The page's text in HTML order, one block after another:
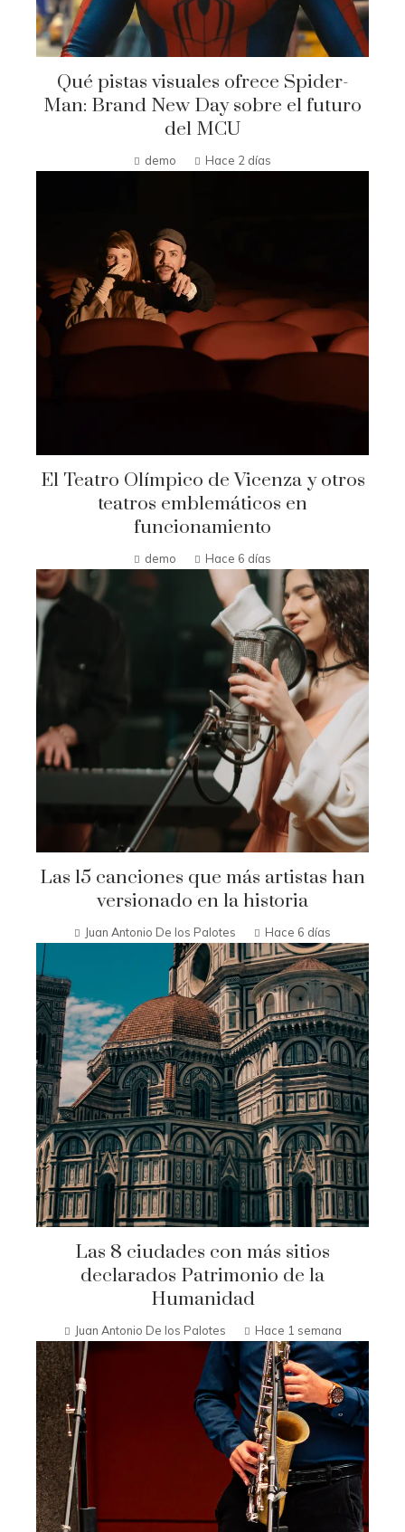
Qué pistas visuales ofrece Spider-
Man: Brand New Day sobre el futuro
del MCU
demo Hace 2 días
El Teatro Olímpico de Vicenza y otros
teatros emblemáticos en
funcionamiento
demo Hace 6 días
Las 15 canciones que más artistas han
versionado en la historia
Juan Antonio De los Palotes Hace 6 días
Las 8 ciudades con más sitios
declarados Patrimonio de la
Humanidad
Juan Antonio De los Palotes Hace 1 semana